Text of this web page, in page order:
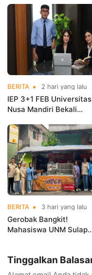
Kementerian Koperasi
BERITA 2 hari yang lalu
IEP 3+1 FEB Universitas
Nusa Mandiri Bekali
Kerja Sebelum Lulus
BERITA 3 hari yang lalu
Gerobak Bangkit!
Mahasiswa UNM Sulap
Tinggalkan